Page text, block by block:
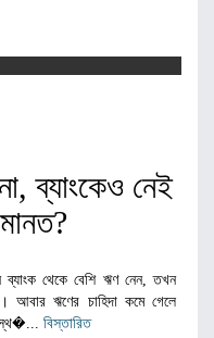
ব্যাংকেও নেই
ব্যাংক থেকে বেশি ঋণ নেন, তখন
আবার ঋণের চাহিদা কমে গেলে
বিস্তারিত